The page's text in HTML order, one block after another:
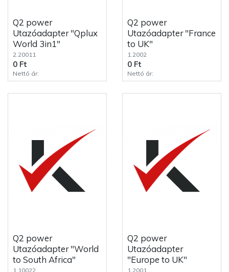
Q2 power
Utazóadapter "Qplux
World 3in1"
2.20011
0 Ft
Nettó ár:
Q2 power
Utazóadapter "France
to UK"
1.2002
0 Ft
Nettó ár:
Q2 power
Utazóadapter "World
to South Africa"
1.10022
Q2 power
Utazóadapter
"Europe to UK"
1.2001